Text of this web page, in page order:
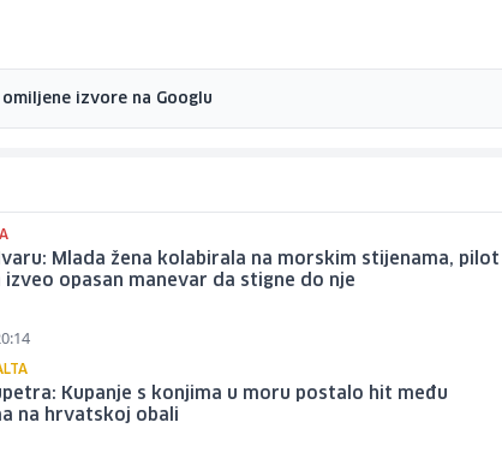
izvore na Googlu
Mlada žena kolabirala na morskim stijenama, pilot
izveo opasan manevar da stigne do nje
Kupanje s konjima u moru postalo hit među
na hrvatskoj obali